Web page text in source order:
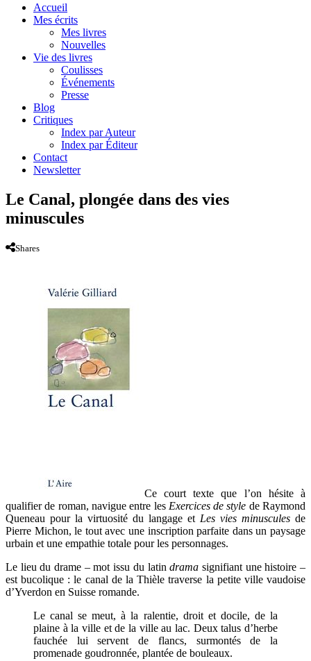
Accueil
Mes écrits
Mes livres
Nouvelles
Vie des livres
Coulisses
Événements
Presse
Blog
Critiques
Index par Auteur
Index par Éditeur
Contact
Newsletter
Le Canal, plongée dans des vies
minuscules
Shares
Ce court texte que l’on hésite à
qualifier de roman, navigue entre les Exercices de style de Raymond
Queneau pour la virtuosité du langage et Les vies minuscules de
Pierre Michon, le tout avec une inscription parfaite dans un paysage
urbain et une empathie totale pour les personnages.
Le lieu du drame – mot issu du latindrama signifiant une histoire –
est bucolique : le canal de la Thièle traverse la petite ville vaudoise
d’Yverdon en Suisse romande.
Le canal se meut, à la ralentie, droit et docile, de la
plaine à la ville et de la ville au lac. Deux talus d’herbe
fauchée lui servent de flancs, surmontés de la
promenade goudronnée, plantée de bouleaux.